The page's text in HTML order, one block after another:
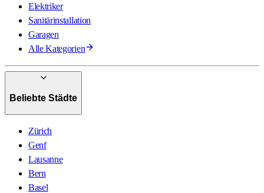
Elektriker
Sanitärinstallation
Garagen
Alle Kategorien
Beliebte Städte
Zürich
Genf
Lausanne
Bern
Basel